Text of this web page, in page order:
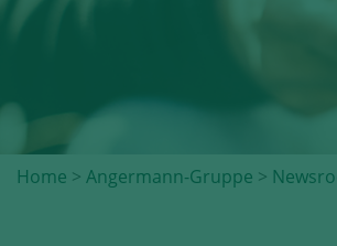
Home > Angermann-Gruppe >